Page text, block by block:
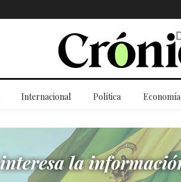
Internacional Política Economía